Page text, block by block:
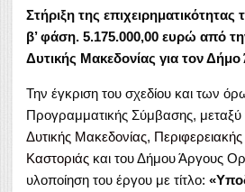
Στήριξη της
β’ φάση. 5.175.000,00 ευρώ από
Δυτικής Μακεδονίας για τον
Την έγκριση του σχεδίου και των
Προγραμματικής Σύμβασης, μεταξύ
Δυτικής Μακεδονίας,
Καστοριάς και του Δήμου Άργους
υλοποίηση του έργου με τίτλο: